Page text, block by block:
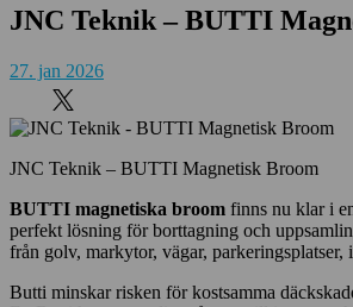
JNC Teknik – BUTTI
27. jan 2026
JNC Teknik – BUTTI Magnetisk Broom
BUTTI magnetiska broom finns nu klar i
perfekt lösning för borttagning och
från golv, markytor, vägar, parkeringsplatser,
Butti minskar risken för kostsamma